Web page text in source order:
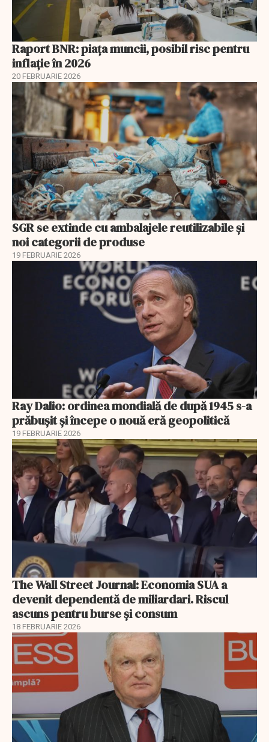
Raport BNR: piața muncii, posibil risc pentru
inflație în 2026
20 FEBRUARIE 2026
SGR se extinde cu ambalajele reutilizabile și
noi categorii de produse
19 FEBRUARIE 2026
Ray Dalio: ordinea mondială de după 1945 s-a
prăbușit și începe o nouă eră geopolitică
19 FEBRUARIE 2026
The Wall Street Journal: Economia SUA a
devenit dependentă de miliardari. Riscul
ascuns pentru burse și consum
18 FEBRUARIE 2026
EXCLUSIV